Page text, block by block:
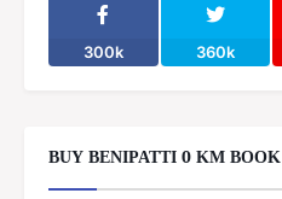
300k 360k
BUY BENIPATTI 0 KM BOOK